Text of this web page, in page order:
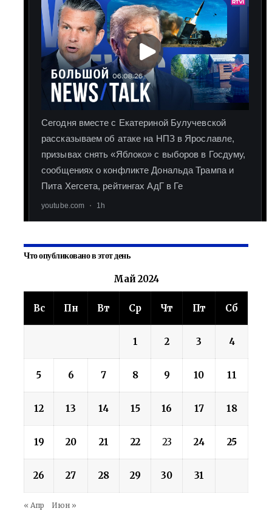
Что опубликовано в этот день
Май 2024
Вс Пн Вт Ср Чт Пт Сб
1 2 3 4
5 6 7 8 9 10 11
12 13 14 15 16 17 18
19 20 21 22 23 24 25
26 27 28 29 30 31
« Апр Июн »